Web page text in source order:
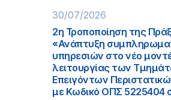
30/07/2026
2η Τροποποίηση της
«Ανάπτυξη
υπηρεσιών στο νέο
λειτουργίας των
Επειγόντων
με Κωδικό ΟΠΣ 5225404